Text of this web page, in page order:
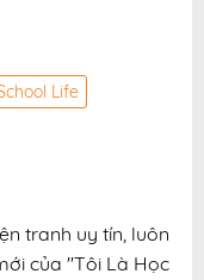
Life
tranh uy tín, luôn
của "Tôi Là Học